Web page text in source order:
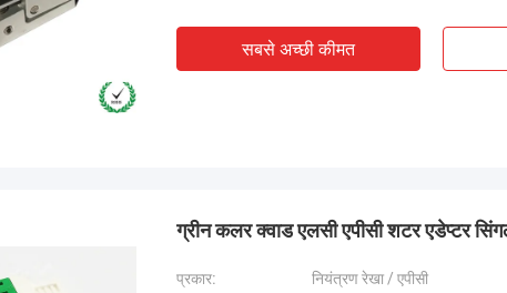
सबसे अच्छी कीमत
ग्रीन कलर क्वाड एलसी एपीसी शटर एडेप्टर
प्रकार:
नियंत्रण रेखा / एपीसी